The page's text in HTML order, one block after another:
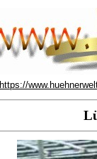
https://